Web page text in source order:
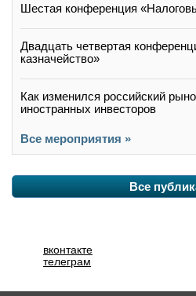
Шестая конференция
Двадцать четвертая
казначейство»
Как изменился российский
иностранных инвесторов
Все мероприятия »
Все
вконтакте
телеграм